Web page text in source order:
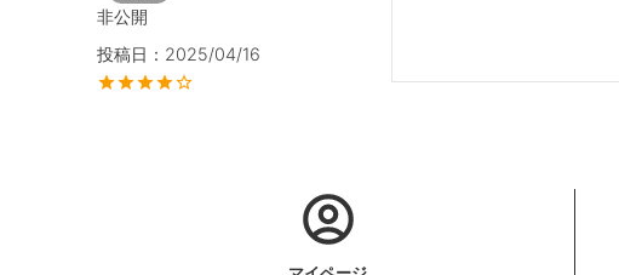
非公開
投稿日
2025/04/16